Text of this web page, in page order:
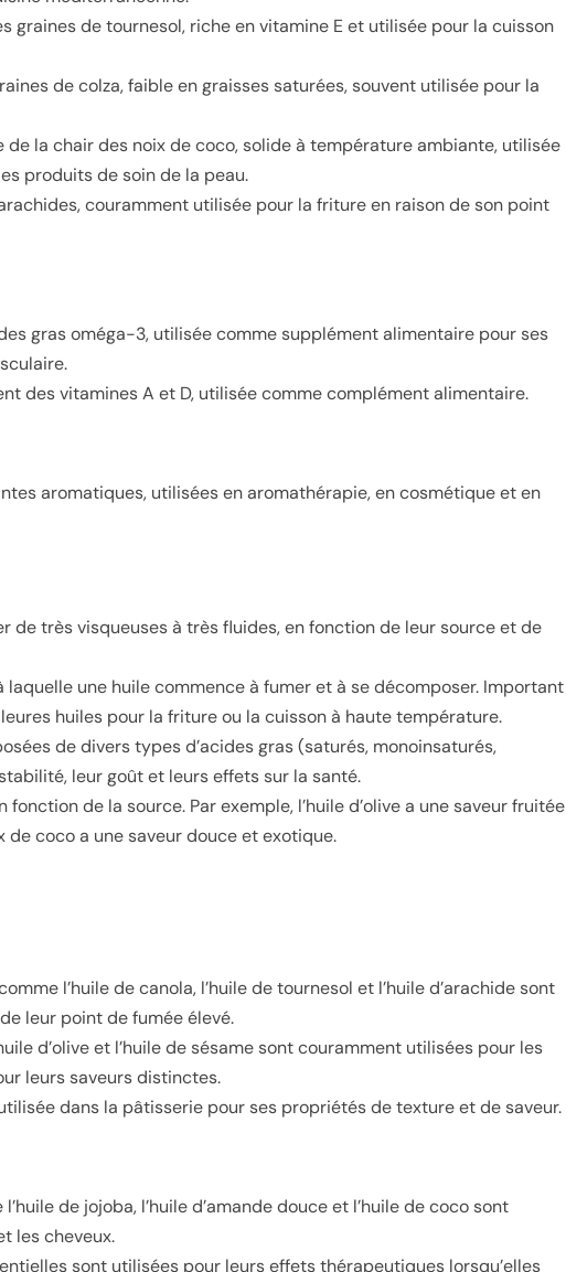
graines de tournesol, riche en vitamine E et utilisée pour la cuisson
de colza, faible en graisses saturées, souvent utilisée pour la
de la chair des noix de coco, solide à température ambiante, utilisée
produits de soin de la peau.
couramment utilisée pour la friture en raison de son point
gras oméga-3, utilisée comme supplément alimentaire pour ses
des vitamines A et D, utilisée comme complément alimentaire.
aromatiques, utilisées en aromathérapie, en cosmétique et en
de très visqueuses à très fluides, en fonction de leur source et de
laquelle une huile commence à fumer et à se décomposer. Important
huiles pour la friture ou la cuisson à haute température.
de divers types d’acides gras (saturés, monoinsaturés,
leur goût et leurs effets sur la santé.
de la source. Par exemple, l’huile d’olive a une saveur fruitée
de coco a une saveur douce et exotique.
l’huile de canola, l’huile de tournesol et l’huile d’arachide sont
leur point de fumée élevé.
d’olive et l’huile de sésame sont couramment utilisées pour les
leurs saveurs distinctes.
dans la pâtisserie pour ses propriétés de texture et de saveur.
de jojoba, l’huile d’amande douce et l’huile de coco sont
les cheveux.
sont utilisées pour leurs effets thérapeutiques lorsqu’elles